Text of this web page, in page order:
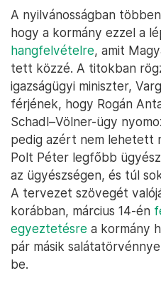
A nyilvánosságban
hogy a kormány ezzel a
hangfelvételre, amit
tett közzé. A titokban
igazságügyi miniszter,
férjének, hogy Rogán
Schadl–Völner-ügy
pedig azért nem lehetett
Polt Péter legfőbb
az ügyészségen, és túl
A tervezet szövegét
korábban, március 14-én
egyeztetésre a kormány
pár másik
be.